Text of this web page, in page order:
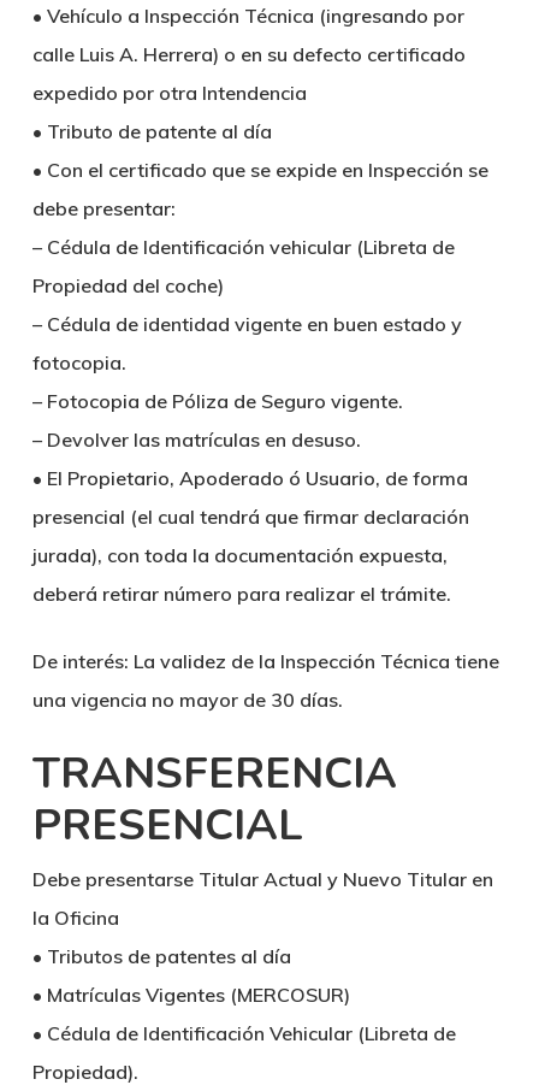
• Vehículo a Inspección Técnica (ingresando por
calle Luis A. Herrera) o en su defecto certificado
expedido por otra Intendencia
• Tributo de patente al día
• Con el certificado que se expide en Inspección se
debe presentar:
– Cédula de Identificación vehicular (Libreta de
Propiedad del coche)
– Cédula de identidad vigente en buen estado y
fotocopia.
– Fotocopia de Póliza de Seguro vigente.
– Devolver las matrículas en desuso.
• El Propietario, Apoderado ó Usuario, de forma
presencial (el cual tendrá que firmar declaración
jurada), con toda la documentación expuesta,
deberá retirar número para realizar el trámite.
De interés: La validez de la Inspección Técnica tiene
una vigencia no mayor de 30 días.
TRANSFERENCIA
PRESENCIAL
Debe presentarse Titular Actual y Nuevo Titular en
la Oficina
• Tributos de patentes al día
• Matrículas Vigentes (MERCOSUR)
• Cédula de Identificación Vehicular (Libreta de
Propiedad).